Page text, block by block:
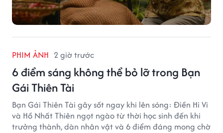
PHIM ẢNH 2 giờ trước
6 điểm sáng không thể bỏ lỡ trong Bạn
Gái Thiên Tài
Bạn Gái Thiên Tài gây sốt ngay khi lên sóng: Điền Hi Vi
và Hồ Nhất Thiên ngọt ngào từ thời học sinh đến khi
trưởng thành, dàn nhân vật và 6 điểm đáng mong chờ